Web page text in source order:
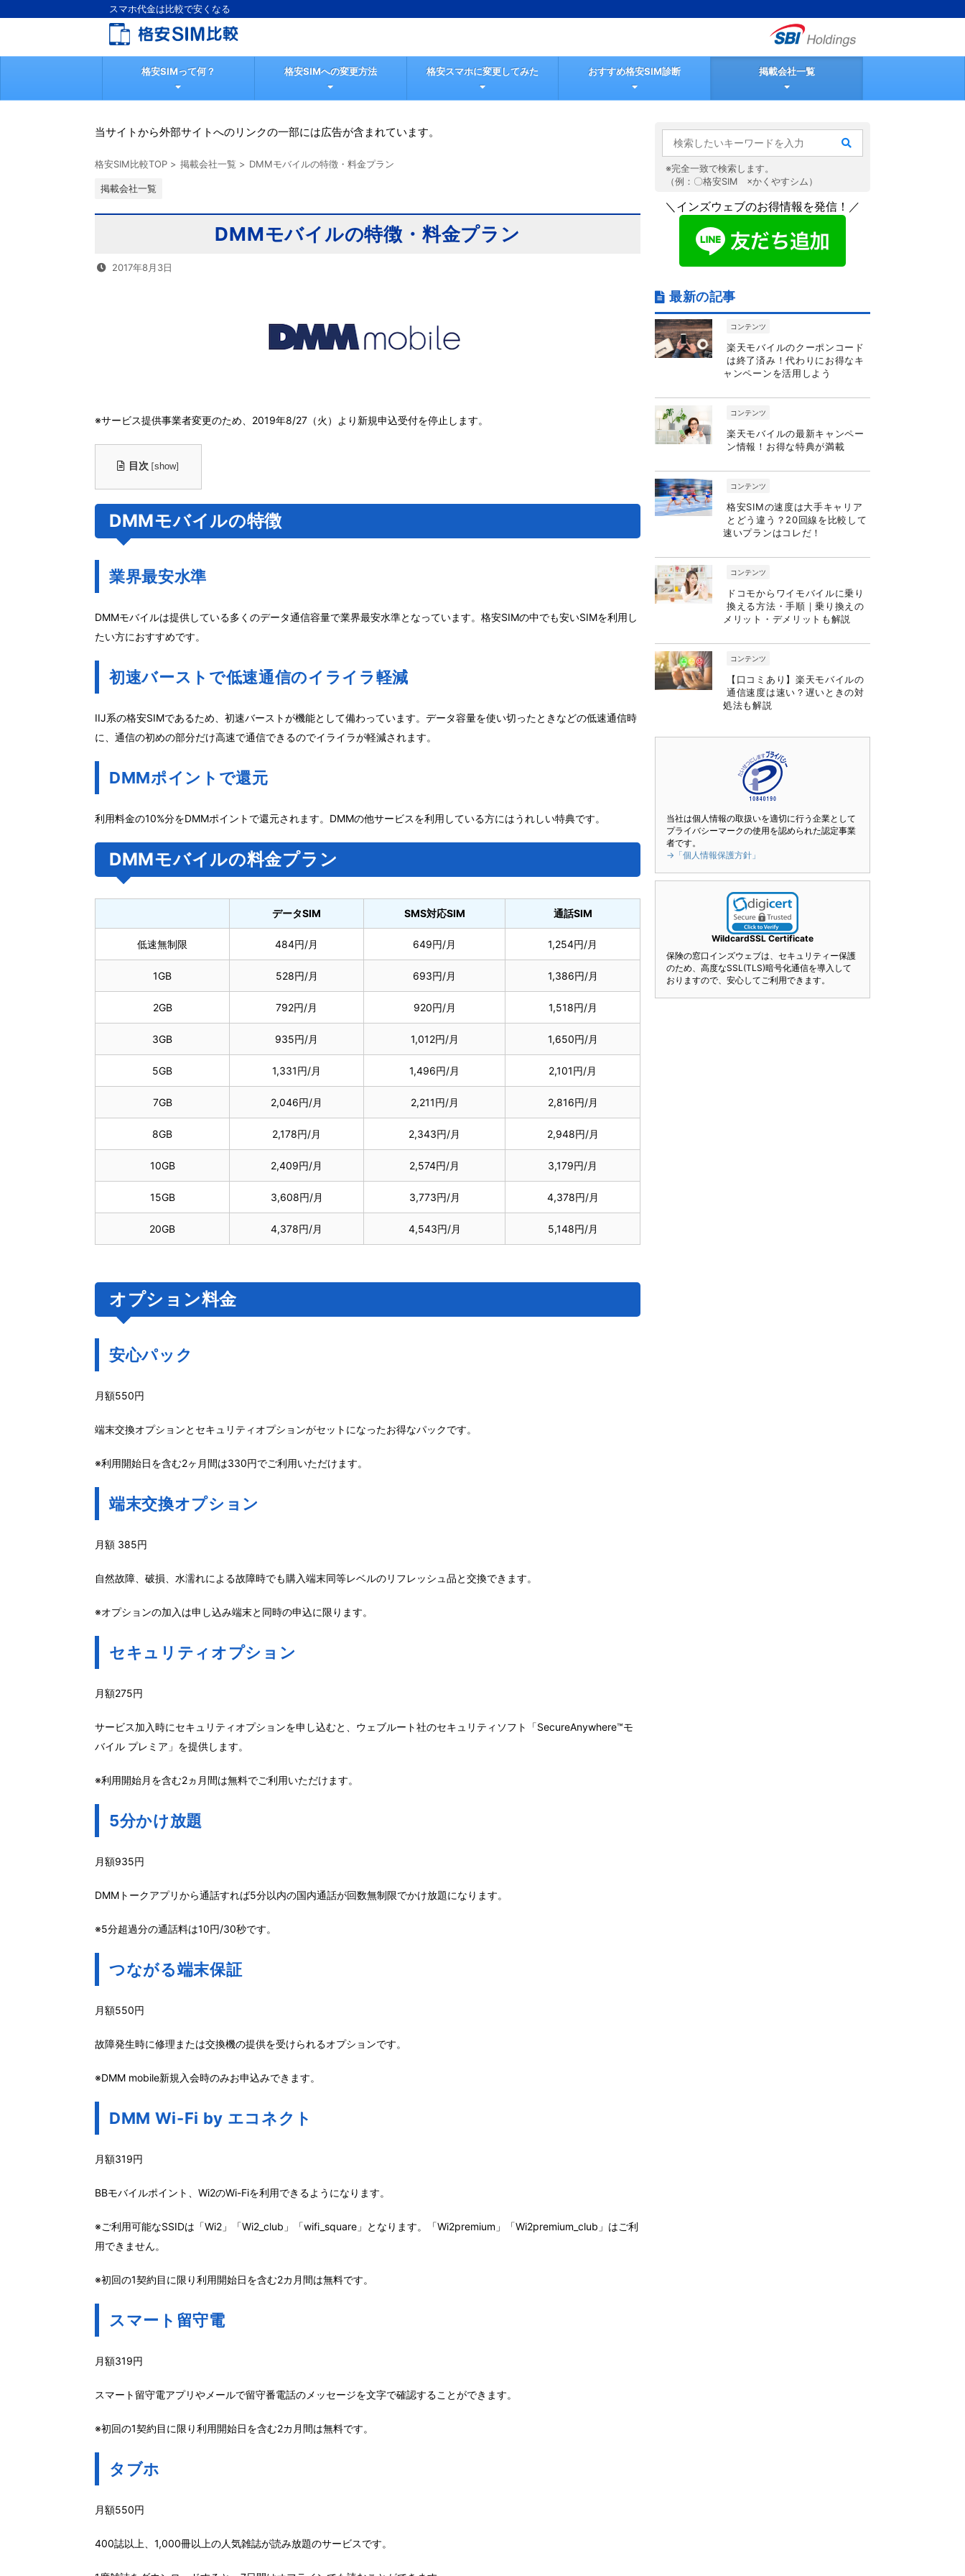
スマホ代金は比較で安くなる
格安SIMって何？ 格安SIMへの変更方法 格安スマホに変更してみた おすすめ格安SIM診断 掲載会社一覧
当サイトから外部サイトへのリンクの一部には広告が含まれています。
格安SIM比較TOP > 掲載会社一覧 > DMMモバイルの特徴・料金プラン
掲載会社一覧
DMMモバイルの特徴・料金プラン
2017年8月3日
※サービス提供事業者変更のため、2019年8/27（火）より新規申込受付を停止します。
目次 [show]
DMMモバイルの特徴
業界最安水準
DMMモバイルは提供している多くのデータ通信容量で業界最安水準となっています。格安SIMの中でも安いSIMを利用し
たい方におすすめです。
初速バーストで低速通信のイライラ軽減
IIJ系の格安SIMであるため、初速バーストが機能として備わっています。データ容量を使い切ったときなどの低速通信時
に、通信の初めの部分だけ高速で通信できるのでイライラが軽減されます。
DMMポイントで還元
利用料金の10%分をDMMポイントで還元されます。DMMの他サービスを利用している方にはうれしい特典です。
DMMモバイルの料金プラン
データSIM SMS対応SIM 通話SIM
低速無制限 484円/月 649円/月 1,254円/月
1GB 528円/月 693円/月 1,386円/月
2GB 792円/月 920円/月 1,518円/月
3GB 935円/月 1,012円/月 1,650円/月
5GB 1,331円/月 1,496円/月 2,101円/月
7GB 2,046円/月 2,211円/月 2,816円/月
8GB 2,178円/月 2,343円/月 2,948円/月
10GB 2,409円/月 2,574円/月 3,179円/月
15GB 3,608円/月 3,773円/月 4,378円/月
20GB 4,378円/月 4,543円/月 5,148円/月
オプション料金
安心パック
月額550円
端末交換オプションとセキュリティオプションがセットになったお得なパックです。
※利用開始日を含む2ヶ月間は330円でご利用いただけます。
端末交換オプション
月額 385円
自然故障、破損、水濡れによる故障時でも購入端末同等レベルのリフレッシュ品と交換できます。
※オプションの加入は申し込み端末と同時の申込に限ります。
セキュリティオプション
月額275円
サービス加入時にセキュリティオプションを申し込むと、ウェブルート社のセキュリティソフト「SecureAnywhere™モ
バイル プレミア」を提供します。
※利用開始月を含む2ヵ月間は無料でご利用いただけます。
5分かけ放題
月額935円
DMMトークアプリから通話すれば5分以内の国内通話が回数無制限でかけ放題になります。
※5分超過分の通話料は10円/30秒です。
つながる端末保証
月額550円
故障発生時に修理または交換機の提供を受けられるオプションです。
※DMM mobile新規入会時のみお申込みできます。
DMM Wi-Fi by エコネクト
月額319円
BBモバイルポイント、Wi2のWi-Fiを利用できるようになります。
※ご利用可能なSSIDは「Wi2」「Wi2_club」「wifi_square」となります。「Wi2premium」「Wi2premium_club」はご利
用できません。
※初回の1契約目に限り利用開始日を含む2カ月間は無料です。
スマート留守電
月額319円
スマート留守電アプリやメールで留守番電話のメッセージを文字で確認することができます。
※初回の1契約目に限り利用開始日を含む2カ月間は無料です。
タブホ
月額550円
400誌以上、1,000冊以上の人気雑誌が読み放題のサービスです。
※完全一致で検索します。
（例：〇格安SIM ×かくやすシム）
＼インズウェブのお得情報を発信！／
最新の記事
コンテンツ
楽天モバイルのクーポンコード
は終了済み！代わりにお得なキ
ャンペーンを活用しよう
コンテンツ
楽天モバイルの最新キャンペー
ン情報！お得な特典が満載
コンテンツ
格安SIMの速度は大手キャリア
とどう違う？20回線を比較して
速いプランはコレだ！
コンテンツ
ドコモからワイモバイルに乗り
換える方法・手順｜乗り換えの
メリット・デメリットも解説
コンテンツ
【口コミあり】楽天モバイルの
通信速度は速い？遅いときの対
処法も解説
当社は個人情報の取扱いを適切に行う企業として
プライバシーマークの使用を認められた認定事業
者です。
→「個人情報保護方針」
WildcardSSL Certificate
保険の窓口インズウェブは、セキュリティー保護
のため、高度なSSL(TLS)暗号化通信を導入して
おりますので、安心してご利用できます。